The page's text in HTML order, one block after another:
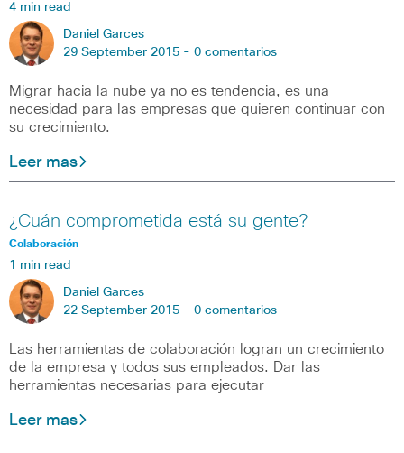
4 min read
Daniel Garces
29 September 2015 - 0 comentarios
Migrar hacia la nube ya no es tendencia, es una
necesidad para las empresas que quieren continuar con
su crecimiento.
Leer mas
¿Cuán comprometida está su gente?
Colaboración
1 min read
Daniel Garces
22 September 2015 - 0 comentarios
Las herramientas de colaboración logran un crecimiento
de la empresa y todos sus empleados. Dar las
herramientas necesarias para ejecutar
Leer mas